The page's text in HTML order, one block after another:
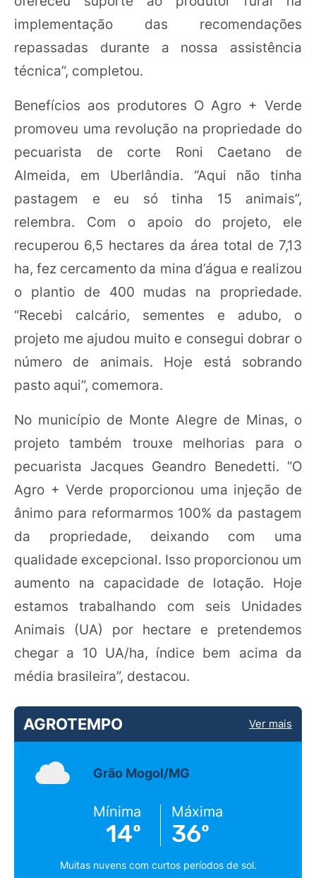
implementação das recomendações
repassadas durante a nossa assistência
técnica”, completou.
Benefícios aos produtores O Agro + Verde
promoveu uma revolução na propriedade do
pecuarista de corte Roni Caetano de
Almeida, em Uberlândia. “Aqui não tinha
pastagem e eu só tinha 15 animais”,
relembra. Com o apoio do projeto, ele
recuperou 6,5 hectares da área total de 7,13
ha, fez cercamento da mina d’água e realizou
o plantio de 400 mudas na propriedade.
“Recebi calcário, sementes e adubo, o
projeto me ajudou muito e consegui dobrar o
número de animais. Hoje está sobrando
pasto aqui”, comemora.
No município de Monte Alegre de Minas, o
projeto também trouxe melhorias para o
pecuarista Jacques Geandro Benedetti. “O
Agro + Verde proporcionou uma injeção de
ânimo para reformarmos 100% da pastagem
da propriedade, deixando com uma
qualidade excepcional. Isso proporcionou um
aumento na capacidade de lotação. Hoje
estamos trabalhando com seis Unidades
Animais (UA) por hectare e pretendemos
chegar a 10 UA/ha, índice bem acima da
média brasileira”, destacou.
AGROTEMPO Ver mais
Grão Mogol/MG
Mínima
14º
Máxima
36º
Muitas nuvens com curtos períodos de sol.